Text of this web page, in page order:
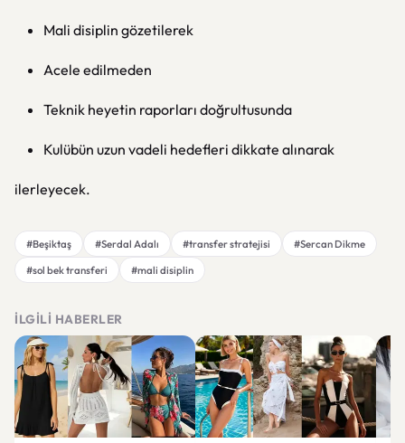
Mali disiplin gözetilerek
Acele edilmeden
Teknik heyetin raporları doğrultusunda
Kulübün uzun vadeli hedefleri dikkate alınarak
ilerleyecek.
#Beşiktaş #Serdal Adalı #transfer stratejisi
#Sercan Dikme
#sol bek transferi
#mali disiplin
İLGILI HABERLER